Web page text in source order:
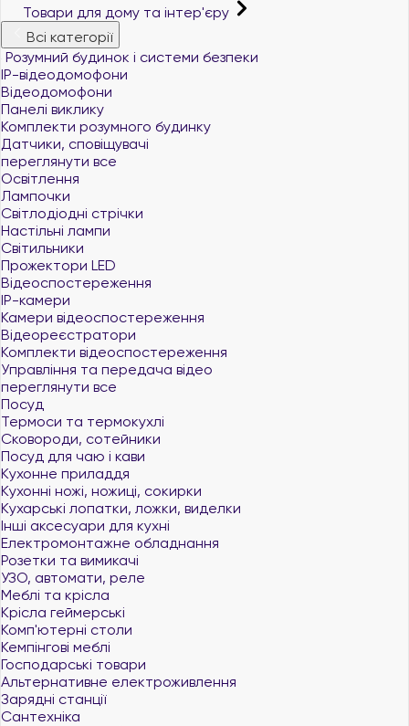
Товари для дому та інтер'єру
Всі категорії
Розумний будинок і системи безпеки
IP-відеодомофони
Відеодомофони
Панелі виклику
Комплекти розумного будинку
Датчики, сповіщувачі
переглянути все
Освітлення
Лампочки
Світлодіодні стрічки
Настільні лампи
Світильники
Прожектори LED
Відеоспостереження
IP-камери
Камери відеоспостереження
Відеореєстратори
Комплекти відеоспостереження
Управління та передача відео
переглянути все
Посуд
Термоси та термокухлі
Сковороди, сотейники
Посуд для чаю і кави
Кухонне приладдя
Кухонні ножі, ножиці, сокирки
Кухарські лопатки, ложки, виделки
Інші аксесуари для кухні
Електромонтажне обладнання
Розетки та вимикачі
УЗО, автомати, реле
Меблі та крісла
Крісла геймерські
Комп'ютерні столи
Кемпінгові меблі
Господарські товари
Альтернативне електроживлення
Зарядні станції
Сантехніка